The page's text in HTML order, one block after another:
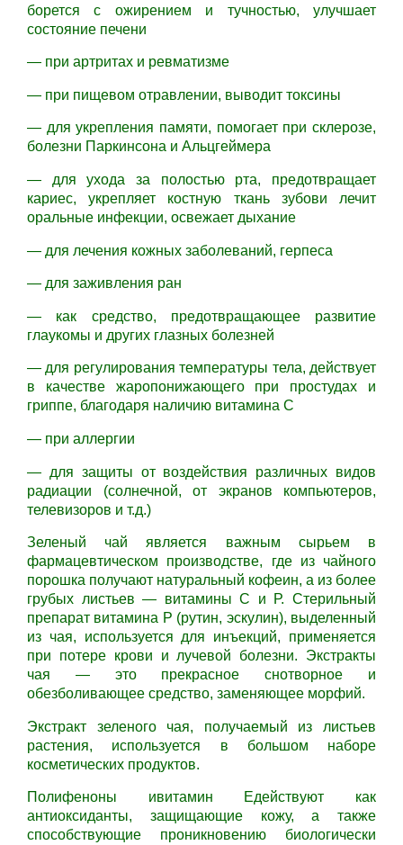
борется с ожирением и тучностью, улучшает
состояние печени
— при артритах и ревматизме
— при пищевом отравлении, выводит токсины
— для укрепления памяти, помогает при склерозе,
болезни Паркинсона и Альцгеймера
— для ухода за полостью рта, предотвращает
кариес, укрепляет костную ткань зубови лечит
оральные инфекции, освежает дыхание
— для лечения кожных заболеваний, герпеса
— для заживления ран
— как средство, предотвращающее развитие
глаукомы и других глазных болезней
— для регулирования температуры тела, действует
в качестве жаропонижающего при простудах и
гриппе, благодаря наличию витамина С
— при аллергии
— для защиты от воздействия различных видов
радиации (солнечной, от экранов компьютеров,
телевизоров и т.д.)
Зеленый чай является важным сырьем в
фармацевтическом производстве, где из чайного
порошка получают натуральный кофеин, а из более
грубых листьев — витамины С и Р. Стерильный
препарат витамина Р (рутин, эскулин), выделенный
из чая, используется для инъекций, применяется
при потере крови и лучевой болезни. Экстракты
чая — это прекрасное снотворное и
обезболивающее средство, заменяющее морфий.
Экстракт зеленого чая, получаемый из листьев
растения, используется в большом наборе
косметических продуктов.
Полифеноны ивитамин Едействуют как
антиоксиданты, защищающие кожу, а также
способствующие проникновению биологически